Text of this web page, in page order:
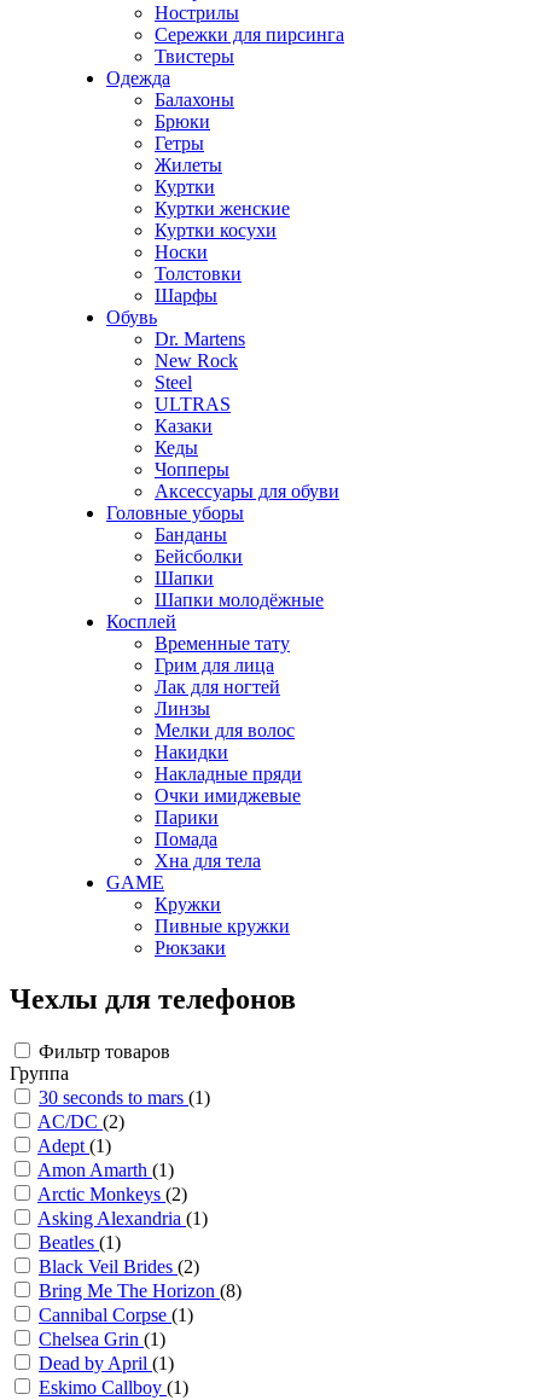
Нострилы
Сережки для пирсинга
Твистеры
Одежда
Балахоны
Брюки
Гетры
Жилеты
Куртки
Куртки женские
Куртки косухи
Носки
Толстовки
Шарфы
Обувь
Dr. Martens
New Rock
Steel
ULTRAS
Казаки
Кеды
Чопперы
Аксессуары для обуви
Головные уборы
Банданы
Бейсболки
Шапки
Шапки молодёжные
Косплей
Временные тату
Грим для лица
Лак для ногтей
Линзы
Мелки для волос
Накидки
Накладные пряди
Очки имиджевые
Парики
Помада
Хна для тела
GAME
Кружки
Пивные кружки
Рюкзаки
Чехлы для телефонов
Фильтр товаров
Группа
30 seconds to mars (1)
AC/DC (2)
Adept(1)
Amon Amarth (1)
Arctic Monkeys (2)
Asking Alexandria (1)
Beatles (1)
Black Veil Brides (2)
Bring Me The Horizon (8)
Cannibal Corpse (1)
Chelsea Grin (1)
Dead by April (1)
Eskimo Callboy (1)